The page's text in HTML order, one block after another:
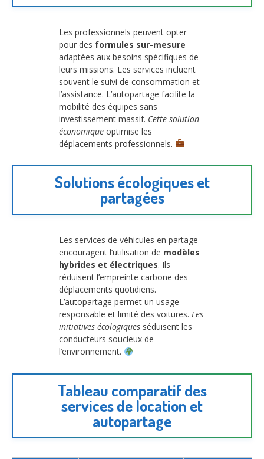
Les professionnels peuvent opter
pour des formules sur-mesure
adaptées aux besoins spécifiques de
leurs missions. Les services incluent
souvent le suivi de consommation et
l’assistance. L’autopartage facilite la
mobilité des équipes sans
investissement massif. Cette solution
économique optimise les
déplacements professionnels.
Solutions écologiques et
partagées
Les services de véhicules en partage
encouragent l’utilisation de modèles
hybrides et électriques. Ils
réduisent l’empreinte carbone des
déplacements quotidiens.
L’autopartage permet un usage
responsable et limité des voitures. Les
initiatives écologiques séduisent les
conducteurs soucieux de
l’environnement.
Tableau comparatif des
services de location et
autopartage